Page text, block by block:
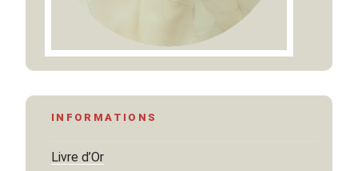
INFORMATIONS
Livre d’Or